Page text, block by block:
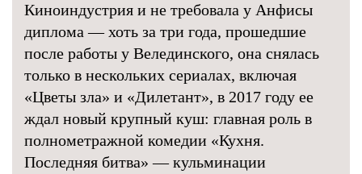
Киноиндустрия и не требовала у Анфисы
диплома — хоть за три года, прошедшие
после работы у Велединского, она снялась
только в нескольких сериалах, включая
«Цветы зла» и «Дилетант», в 2017 году ее
ждал новый крупный куш: главная роль в
полнометражной комедии «Кухня.
Последняя битва» — кульминации